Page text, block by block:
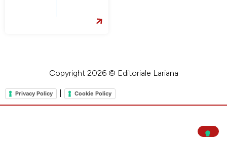
Copyright 2026 © Editoriale Lariana
Privacy Policy Cookie Policy